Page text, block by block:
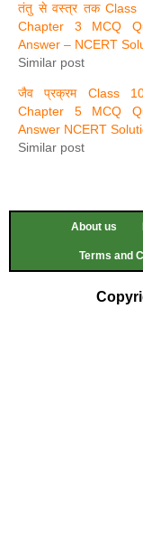
तंतु से वस्त्र तक Class 6
Chapter 3 MCQ
Answer – NCERT
Similar post
जैव प्रक्रम Class 10
Chapter 5 MCQ
Answer NCERT
Similar post
About us
Terms and